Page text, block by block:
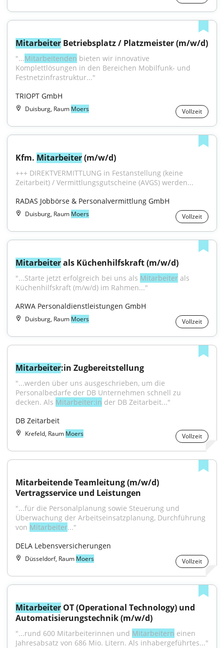
Mitarbeiter Betriebsplatz / Platzmeister (m/w/d)
"...Mitarbeitenden bieten wir innovative
Komplettlösungen in den Bereichen Mobilfunk- und
Festnetzinfrastruktur..."
TRIOPT GmbH
Duisburg, Raum Moers Vollzeit
Kfm. Mitarbeiter (m/w/d)
+++ DIREKTVERMITTLUNG in Festanstellung (keine
Zeitarbeit) / Vermittlungsgutscheine (AVGS) werden...
RADAS Jobbörse & Personalvermittlung GmbH
Duisburg, Raum Moers Vollzeit
Mitarbeiter als Küchenhilfskraft (m/w/d)
"...Starte jetzt erfolgreich bei uns als Mitarbeiter als
Küchenhilfskraft (m/w/d) im Rahmen..."
ARWA Personaldienstleistungen GmbH
Duisburg, Raum Moers Vollzeit
Mitarbeiter:in Zugbereitstellung
"...werden über uns ausgeschrieben, um die
Personalbedarfe der DB Unternehmen schnell zu
decken. Als Mitarbeiter:in der DB Zeitarbeit..."
DB Zeitarbeit
Krefeld, Raum Moers Vollzeit
Mitarbeitende Teamleitung (m/w/d)
Vertragsservice und Leistungen
"...für die Personalplanung sowie Steuerung und
Überwachung der Arbeitseinsatzplanung, Durchführung
von Mitarbeiter..."
DELA Lebensversicherungen
Düsseldorf, Raum Moers Vollzeit
Mitarbeiter OT (Operational Technology) und
Automatisierungstechnik (m/w/d)
"...rund 600 Mitarbeiterinnen und Mitarbeitern einen
Jahresabsatz von 686 Mio. Litern. Als inhabergeführtes..."